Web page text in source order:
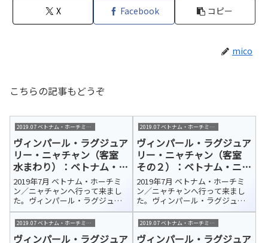
X Facebook コピー
mico
こちらの記事もどうぞ
2019.07 ベトナム・ホーチミン/ニャチャン
ヴィンパール・ラグジュア
リー・ニャチャン（客室
水まわり）：ベトナム・ニ
ャチャン 宿泊ホテル紹介
2019年7月 ベトナム・ホーチミ
ン／ニャチャンへ行って来まし
た。ヴィンパール・ラグジュア
リー・ニャチャン（Vinpearl
Luxury NhaTrang）今回の宿泊ホ
テルはカムラン国際空港から車
で約45分、さらにフェリーで10
2019.07 ベトナム・ホーチミン/ニャチャン
ヴィンパール・ラグジュア
リー・ニャチャン（客室
その２）：ベトナム・ニャ
チャン 宿泊ホテル紹介
2019年7月 ベトナム・ホーチミ
ン／ニャチャンへ行って来まし
た。ヴィンパール・ラグジュア
リー・ニャチャン（Vinpearl
Luxury NhaTrang）今回の宿泊ホ
テルはカムラン国際空港から車
で約45分、さらにフェリーで10
2019.07 ベトナム・ホーチミン/ニャチャン
ヴィンパール・ラグジュア
2019.07 ベトナム・ホーチミン/ニャチャン
ヴィンパール・ラグジュア